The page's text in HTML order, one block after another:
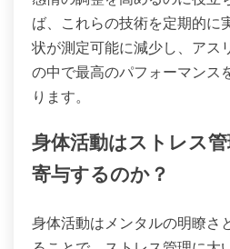
を促進することで、不安を大
れらの方法はアスリートがパ
をメンタルでリハーサルする
を高め、ストレスレベルを低
は、心を集中させ、ネガティ
感情の調整を高めるのに役立
ば、これらの技術を定期的に
の中で最高のパフォーマンス